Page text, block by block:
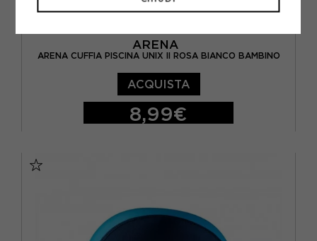
ARENA
ARENA CUFFIA PISCINA UNIX II ROSA BIANCO BAMBINO
ACQUISTA
8,99€